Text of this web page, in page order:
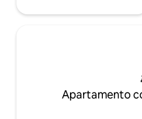
Apartamento